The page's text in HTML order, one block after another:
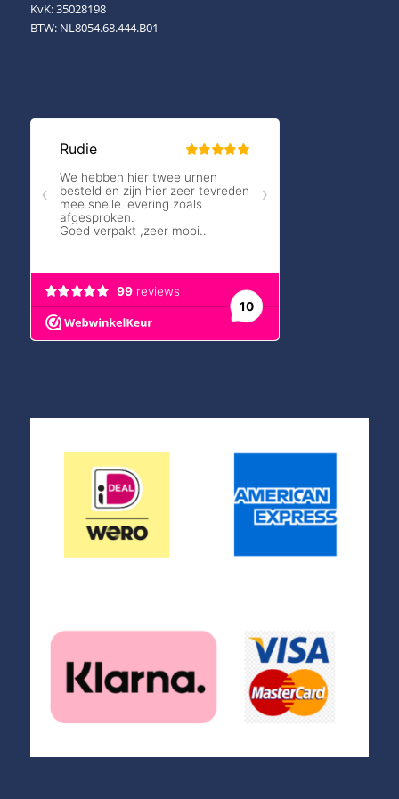
KvK: 35028198
BTW: NL8054.68.444.B01